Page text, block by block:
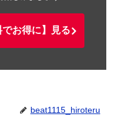
お得に】見る
beat1115_hiroteru